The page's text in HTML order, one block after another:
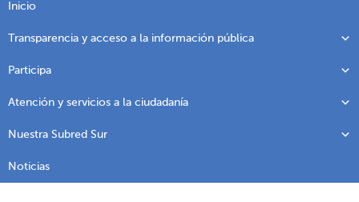
Inicio
Transparencia y acceso a la información pública
Participa
Atención y servicios a la ciudadanía
Nuestra Subred Sur
Noticias